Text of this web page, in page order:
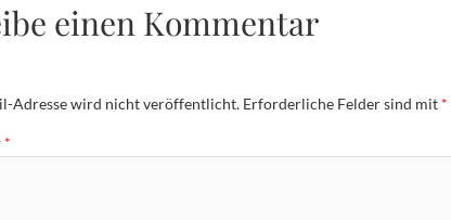
einen Kommentar
Adresse wird nicht veröffentlicht. Erforderliche Felder sind mit *
*